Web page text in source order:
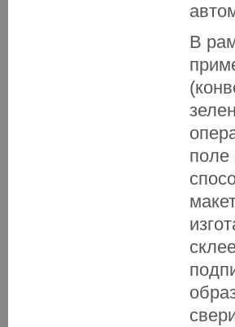
В
поле